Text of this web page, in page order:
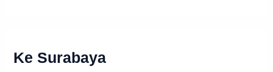
Ke Surabaya